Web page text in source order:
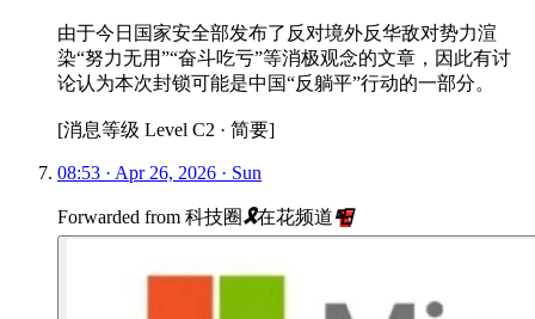
由于今日国家安全部发布了反对境外反华敌对势力渲
染“努力无用”“奋斗吃亏”等消极观念的文章，因此有讨
论认为本次封锁可能是中国“反躺平”行动的一部分。
[消息等级 Level C2 · 简要]
08:53 · Apr 26, 2026 · Sun
Forwarded from 科技圈🎗在花频道📮